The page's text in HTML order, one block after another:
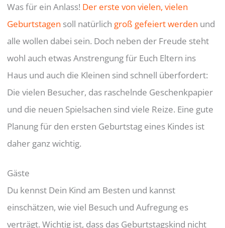
Was für ein Anlass! Der erste von vielen, vielen
Geburtstagen soll natürlich groß gefeiert werden und
alle wollen dabei sein. Doch neben der Freude steht
wohl auch etwas Anstrengung für Euch Eltern ins
Haus und auch die Kleinen sind schnell überfordert:
Die vielen Besucher, das raschelnde Geschenkpapier
und die neuen Spielsachen sind viele Reize. Eine gute
Planung für den ersten Geburtstag eines Kindes ist
daher ganz wichtig.
Gäste
Du kennst Dein Kind am Besten und kannst
einschätzen, wie viel Besuch und Aufregung es
verträgt. Wichtig ist, dass das Geburtstagskind nicht